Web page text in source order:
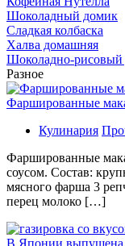
Шоколадный домик
Сладкая колбаска
Халва домашняя
Шоколадно-рисовый
Разное
Фаршированные
Кулинария
Фаршированные
соусом. Состав:
мясного фарша 3
перец молоко […]
В Японии выпущена